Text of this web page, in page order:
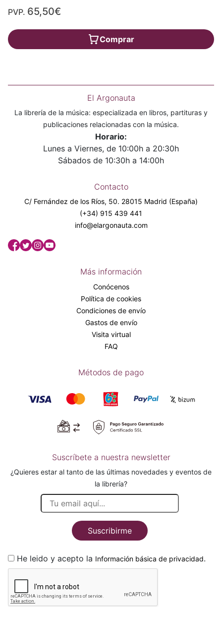
PVP. 65,50€
Comprar
El Argonauta
La librería de la música: especializada en libros, partituras y
publicaciones relacionadas con la música.
Horario:
Lunes a Viernes, de 10:00h a 20:30h
Sábados de 10:30h a 14:00h
Contacto
C/ Fernández de los Ríos, 50. 28015 Madrid (España)
(+34) 915 439 441
info@elargonauta.com
Más información
Conócenos
Política de cookies
Condiciones de envío
Gastos de envío
Visita virtual
FAQ
Métodos de pago
Suscríbete a nuestra newsletter
¿Quieres estar al tanto de las últimas novedades y eventos de
la librería?
Suscribirme
He leido y acepto la Información básica de privacidad.